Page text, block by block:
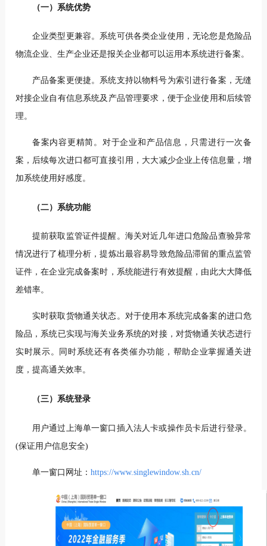
（一）系统优势
企业类型更兼容。系统可供各类企业使用，无论您是危险品
物流企业、生产企业还是报关企业都可以运用本系统进行备案。
产品备案更便捷。系统支持以物料号为索引进行备案，无缝
对接企业自有信息系统及产品管理要求，便于企业使用和后续管
理。
备案内容更精简。对于企业和产品信息，只需进行一次备
案，后续每次进口都可直接引用，大大减少企业上传信息量，增
加系统使用好感度。
（二）系统功能
提前获取监管证件提醒。海关对近几年进口危险品查验异常
情况进行了梳理分析，提炼出最容易导致危险品滞留的重点监管
证件，在企业完成备案时，系统能进行有效提醒，由此大大降低
差错率。
实时获取货物通关状态。对于使用本系统完成备案的进口危
险品，系统已实现与海关业务系统的对接，对货物通关状态进行
实时展示。同时系统还有各类催办功能，帮助企业掌握通关进
度，提高通关效率。
（三）系统登录
用户通过上海单一窗口插入法人卡或操作员卡后进行登录。
(保证用户信息安全)
单一窗口网址： https://www.singlewindow.sh.cn/